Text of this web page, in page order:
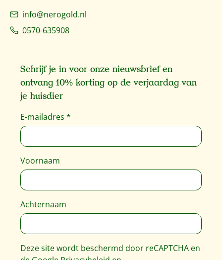
info@nerogold.nl
0570-635908
Schrijf je in voor onze nieuwsbrief en
ontvang 10% korting op de verjaardag van
je huisdier
E-mailadres *
Voornaam
Achternaam
Deze site wordt beschermd door reCAPTCHA en